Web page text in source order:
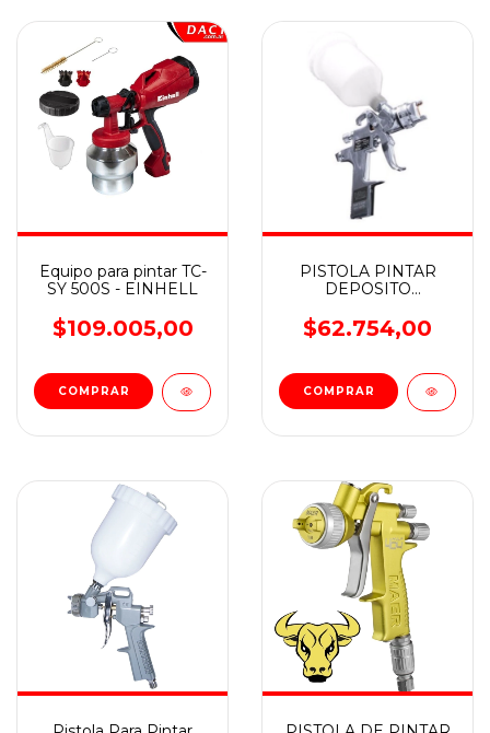
Equipo para pintar TC-
SY 500S - EINHELL
$109.005,00
PISTOLA PINTAR
DEPOSITO
BTA
$62.754,00